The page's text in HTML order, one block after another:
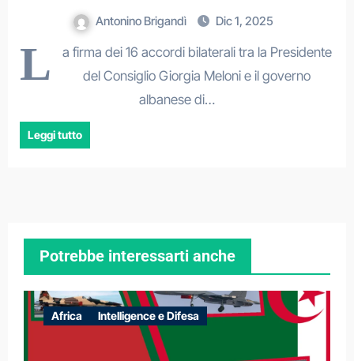
Antonino Brigandì Dic 1, 2025
L
a firma dei 16 accordi bilaterali tra la Presidente
del Consiglio Giorgia Meloni e il governo
albanese di…
Leggi tutto
Potrebbe interessarti anche
Africa Intelligence e Difesa